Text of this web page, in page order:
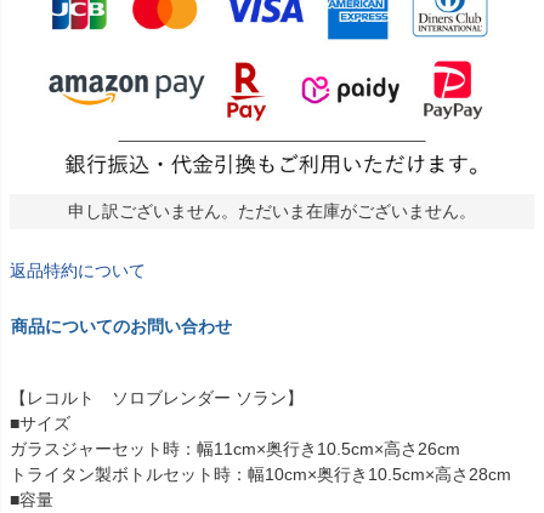
申し訳ございません。ただいま在庫がございません。
返品特約について
商品についてのお問い合わせ
【レコルト ソロブレンダー ソラン】
■サイズ
ガラスジャーセット時：幅11cm×奥行き10.5cm×高さ26cm
トライタン製ボトルセット時：幅10cm×奥行き10.5cm×高さ28cm
■容量